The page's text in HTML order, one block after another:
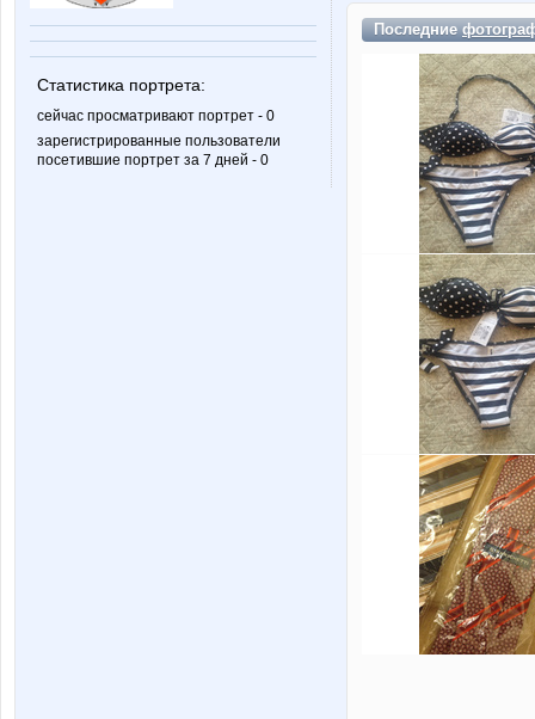
Статистика портрета:
сейчас просматривают портрет - 0
зарегистрированные пользователи
посетившие портрет за 7 дней - 0
Последние